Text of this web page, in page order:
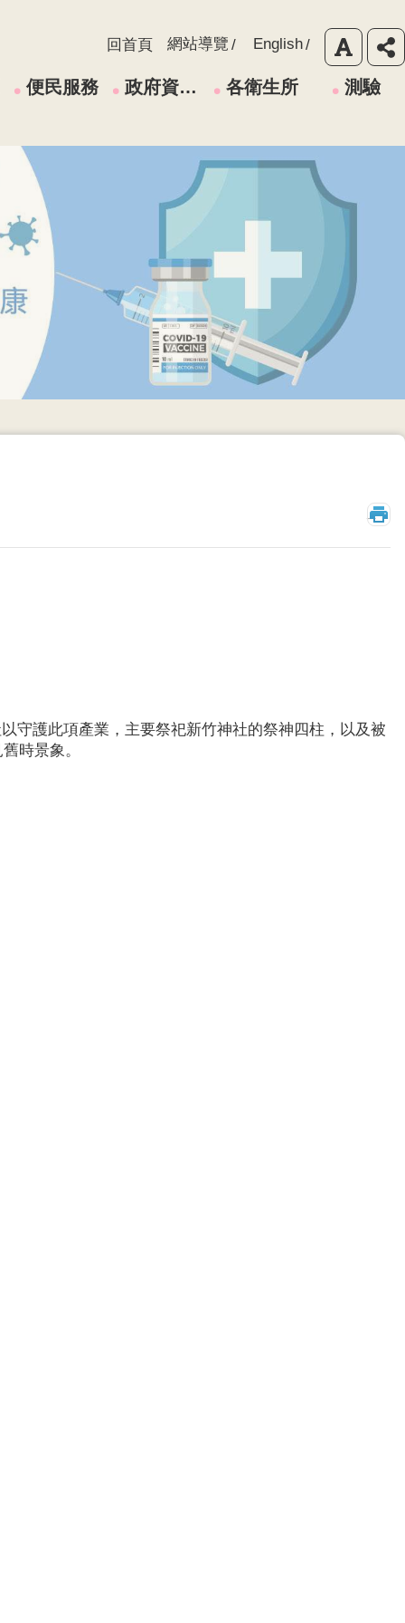
回首頁 網站導覽 English
便民服務 政府資訊公開 各衛生所 測驗
_
守護此項產業，主要祭祀新竹神社的祭神四柱，以及被
時景象。